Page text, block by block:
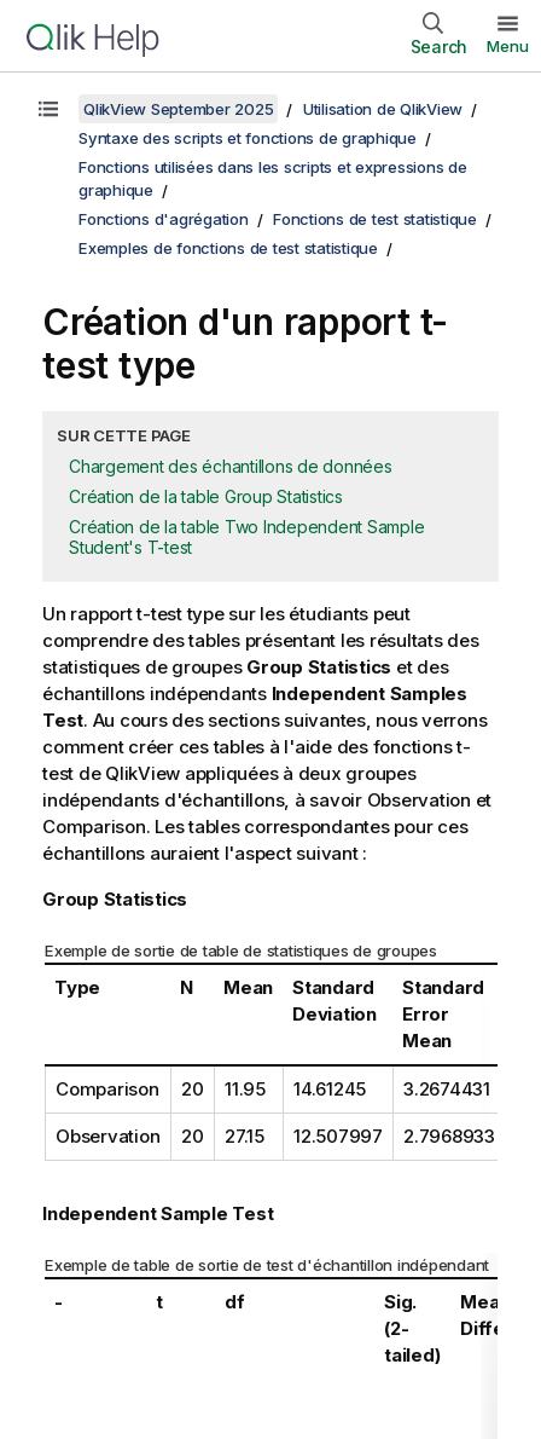
Search Menu
QlikView September 2025
Utilisation de QlikView
Syntaxe des scripts et fonctions de graphique
Fonctions utilisées dans les scripts et expressions de
graphique
Fonctions d'agrégation
Fonctions de test statistique
Exemples de fonctions de test statistique
Création d'un rapport t-
test type
SUR CETTE PAGE
Chargement des échantillons de données
Création de la table Group Statistics
Création de la table Two Independent Sample
Student's T-test
Un rapportt-testtype sur les étudiants peut
comprendre des tables présentant les résultats des
statistiques de groupes Group Statistics et des
échantillons indépendants Independent Samples
Test. Au cours des sections suivantes, nous verrons
comment créer ces tables à l'aide des fonctionst-
test de QlikView appliquées à deux groupes
indépendants d'échantillons, à savoir Observation et
Comparison. Les tables correspondantes pour ces
échantillons auraient l'aspect suivant :
Group Statistics
Exemple de sortie de table de statistiques de groupes
Type N Mean
Standard
Deviation
Standard
Error
Mean
Comparison 20 11.95 14.61245 3.2674431
Observation 20 27.15 12.507997 2.7968933
Independent Sample Test
Exemple de table de sortie de test d'échantillon indépendant
- t df
Sig.
(2-
tailed)
Mean